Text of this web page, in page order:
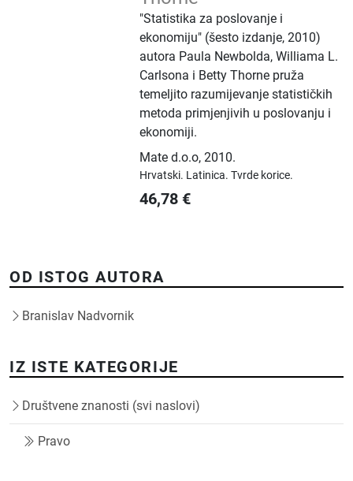
"Statistika za poslovanje i
ekonomiju" (šesto izdanje, 2010)
autora Paula Newbolda, Williama L.
Carlsona i Betty Thorne pruža
temeljito razumijevanje statističkih
metoda primjenjivih u poslovanju i
ekonomiji.
Mate d.o.o,2010.
Hrvatski. Latinica.Tvrde korice.
46,78 €
OD ISTOG AUTORA
Branislav Nadvornik
IZ ISTE KATEGORIJE
Društvene znanosti (svi naslovi)
Pravo